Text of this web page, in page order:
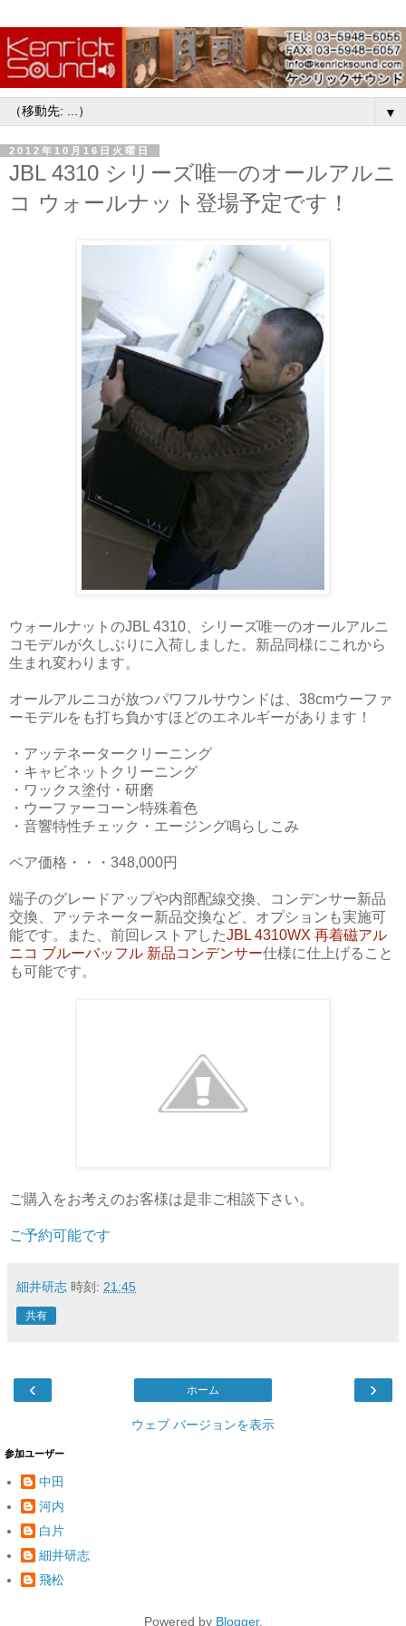
▼
2012年10月16日火曜日
JBL 4310 シリーズ唯一のオールアルニ
コ ウォールナット登場予定です！
ウォールナットのJBL 4310、シリーズ唯一のオールアルニ
コモデルが久しぶりに入荷しました。新品同様にこれから
生まれ変わります。
オールアルニコが放つパワフルサウンドは、38cmウーファ
ーモデルをも打ち負かすほどのエネルギーがあります！
・アッテネータークリーニング
・キャビネットクリーニング
・ワックス塗付・研磨
・ウーファーコーン特殊着色
・音響特性チェック・エージング鳴らしこみ
ペア価格・・・348,000円
端子のグレードアップや内部配線交換、コンデンサー新品
交換、アッテネーター新品交換など、オプションも実施可
能です。また、前回レストアしたJBL 4310WX 再着磁アル
ニコ ブルーバッフル 新品コンデンサー仕様に仕上げること
も可能です。
ご購入をお考えのお客様は是非ご相談下さい。
ご予約可能です
細井研志 時刻: 21:45
共有
‹ ›
ホーム
ウェブ バージョンを表示
参加ユーザー
中田
河内
白片
細井研志
飛松
Powered by Blogger.